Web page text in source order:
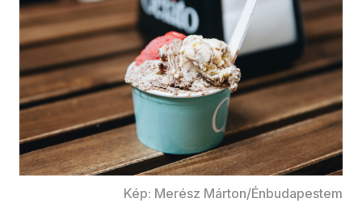
Kép: Merész Márton/Énbudapestem